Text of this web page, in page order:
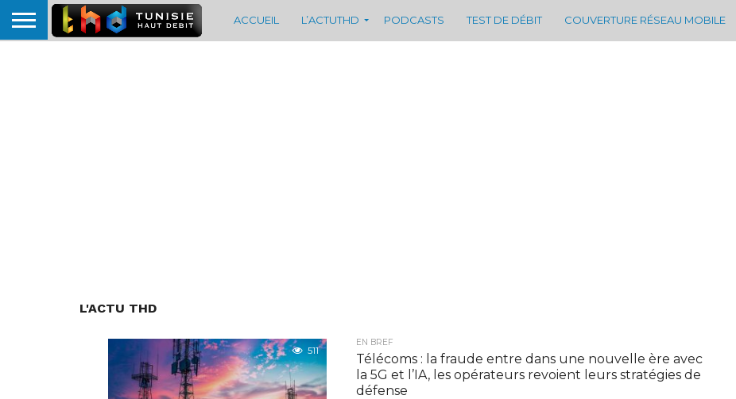
ACCUEIL L’ACTUTHD PODCASTS TEST DE DÉBIT COUVERTURE RÉSEAU MOBILE
L'ACTU THD
511
EN BREF
Télécoms : la fraude entre dans une nouvelle ère avec
la 5G et l’IA, les opérateurs revoient leurs stratégies de
défense